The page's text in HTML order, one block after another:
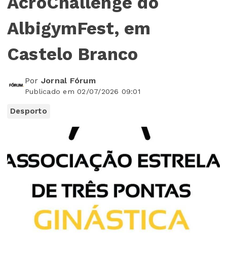
AlbigymFest, em
Castelo Branco
Por Jornal Fórum
Publicado em 02/07/2026 09:01
Desporto